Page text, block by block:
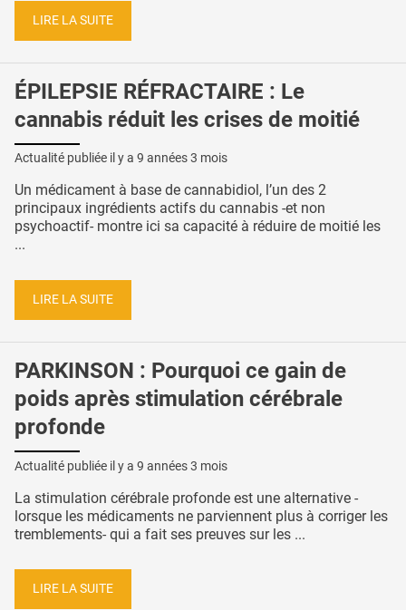
LIRE LA SUITE
ÉPILEPSIE RÉFRACTAIRE : Le
cannabis réduit les crises de moitié
Actualité publiée il y a 9 années 3 mois
Un médicament à base de cannabidiol, l’un des 2
principaux ingrédients actifs du cannabis -et non
psychoactif- montre ici sa capacité à réduire de moitié les
...
LIRE LA SUITE
PARKINSON : Pourquoi ce gain de
poids après stimulation cérébrale
profonde
Actualité publiée il y a 9 années 3 mois
La stimulation cérébrale profonde est une alternative -
lorsque les médicaments ne parviennent plus à corriger les
tremblements- qui a fait ses preuves sur les ...
LIRE LA SUITE